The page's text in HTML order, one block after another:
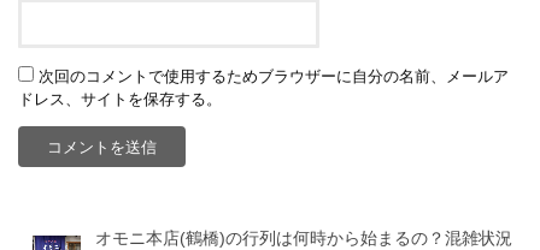
次回のコメントで使用するためブラウザーに自分の名前、メールア
ドレス、サイトを保存する。
オモニ本店(鶴橋)の行列は何時から始まるの？混雑状況